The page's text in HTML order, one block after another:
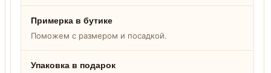
Примерка в бутике
Поможем с размером и посадкой.
Упаковка в подарок